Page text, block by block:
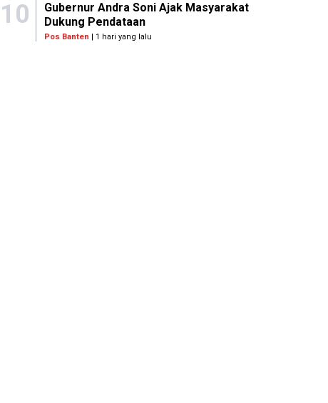
10
Gubernur Andra Soni Ajak Masyarakat
Dukung Pendataan
Pos Banten | 1 hari yang lalu